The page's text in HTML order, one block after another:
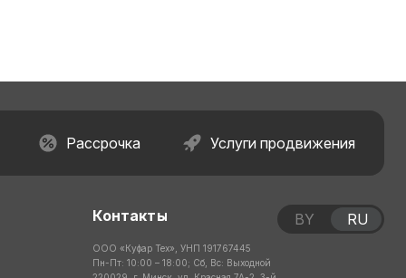
Рассрочка Услуги продвижения
Контакты
ООО «Куфар Тех», УНП 191767445
Пн-Пт: 10:00 – 18:00; Сб, Вс: Выходной
BY RU